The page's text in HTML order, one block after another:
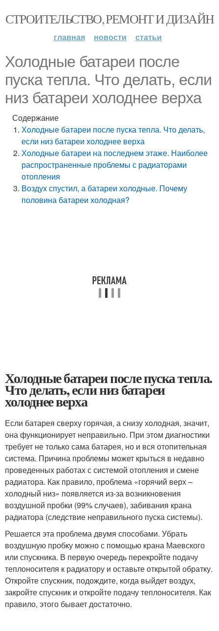
СТРОИТЕЛЬСТВО, РЕМОНТ И ДИЗАЙН
главная новости статьи
Холодные батареи после
пуска тепла. Что делать, если
низ батареи холоднее верха
Содержание
Холодные батареи после пуска тепла. Что делать,
если низ батареи холоднее верха
Холодные батареи на последнем этаже. Наиболее
распространенные проблемы с радиаторами
отопления
Воздух спустил, а батареи холодные. Почему
половина батареи холодная?
Холодные батареи после пуска тепла.
Что делать, если низ батареи
холоднее верха
Если батарея сверху горячая, а снизу холодная, значит,
она функционирует неправильно. При этом диагностики
требует не только сама батарея, но и вся отопительная
система. Причина проблемы может крыться в недавно
проведенных работах с системой отопления и смене
радиатора. Как правило, проблема «горячий верх –
холодный низ» появляется из-за возникновения
воздушной пробки (99% случаев), забивания крана
радиатора (следствие неправильного пуска системы).
Решается эта проблема двумя способами. Убрать
воздушную пробку можно с помощью крана Маевского
или спускника. В первую очередь перекройте подачу
теплоносителя к радиатору и оставьте открытой обратку.
Откройте спускник, подождите, когда выйдет воздух,
закройте спускник и откройте подачу теплоносителя. Как
правило, этого бывает достаточно.